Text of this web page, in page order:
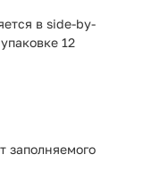
в side-by-
12
заполняемого